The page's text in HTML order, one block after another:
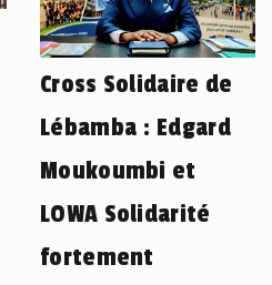
Cross Solidaire de
Lébamba : Edgard
Moukoumbi et
LOWA Solidarité
fortement